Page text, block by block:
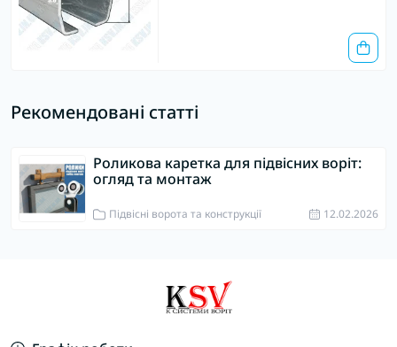
Рекомендовані статті
Роликова каретка для підвісних воріт:
огляд та монтаж
Підвісні ворота та конструкції 12.02.2026